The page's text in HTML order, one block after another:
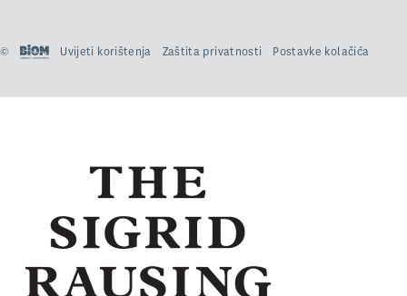
© Uvijeti korištenja Zaštita privatnosti Postavke kolačića